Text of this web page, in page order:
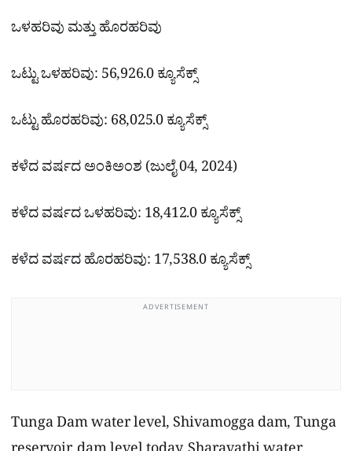
ಒಳಹರಿವು ಮತ್ತು ಹೊರಹರಿವು
ಒಟ್ಟು ಒಳಹರಿವು: 56,926.0 ಕ್ಯೂಸೆಕ್ಸ್
ಒಟ್ಟು ಹೊರಹರಿವು: 68,025.0 ಕ್ಯೂಸೆಕ್ಸ್
ಕಳೆದ ವರ್ಷದ ಅಂಕಿಅಂಶ (ಜುಲೈ 04, 2024)
ಕಳೆದ ವರ್ಷದ ಒಳಹರಿವು: 18,412.0 ಕ್ಯೂಸೆಕ್ಸ್
ಕಳೆದ ವರ್ಷದ ಹೊರಹರಿವು: 17,538.0 ಕ್ಯೂಸೆಕ್ಸ್
ADVERTISEMENT
Tunga Dam water level, Shivamogga dam, Tunga